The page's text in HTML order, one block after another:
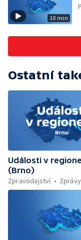
10 min
Ostatní
Události v
(Brno)
Zpravodajství
Zprávy